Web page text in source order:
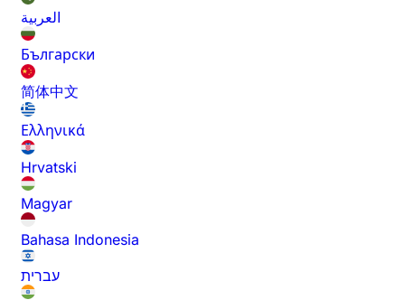
العربية
Български
简体中文
Ελληνικά
Hrvatski
Magyar
Bahasa Indonesia
עברית